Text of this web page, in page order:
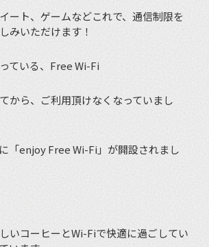
ート、ゲームなどこれで、通信制限を
みいただけます！
ている、Free Wi-Fi
から、ご利用頂けなくなっていまし
「enjoy Free Wi-Fi」が開設されまし
いコーヒーとWi-Fiで快適に過ごしてい